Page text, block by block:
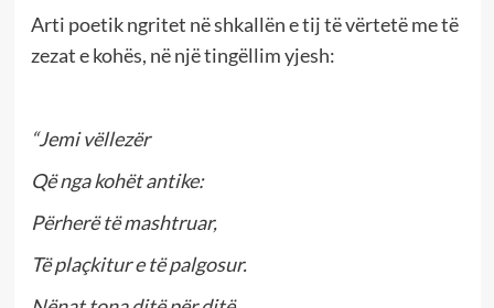
Arti poetik ngritet në shkallën e tij të vërtetë me të
zezat e kohës, në një tingëllim yjesh:
“Jemi vëllezër
Që nga kohët antike:
Përherë të mashtruar,
Të plaçkitur e të palgosur.